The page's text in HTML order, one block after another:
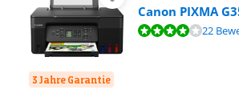
3 Jahre Garantie
Canon PIXMA
Bewertet mit 8,4 von 10, basierend auf 22
22